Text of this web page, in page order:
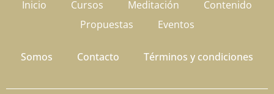
Inicio Cursos Meditación
Contenido
Propuestas
Eventos
Somos Contacto Términos y condiciones